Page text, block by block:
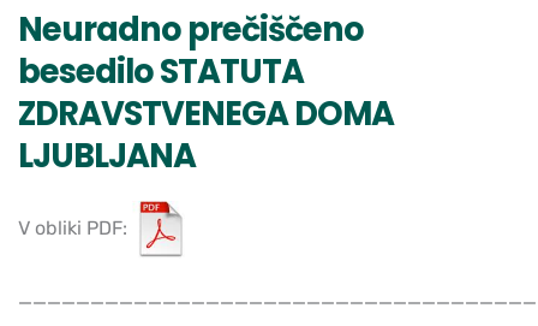
Neuradno prečiščeno
besedilo STATUTA
ZDRAVSTVENEGA DOMA
LJUBLJANA
V obliki PDF: